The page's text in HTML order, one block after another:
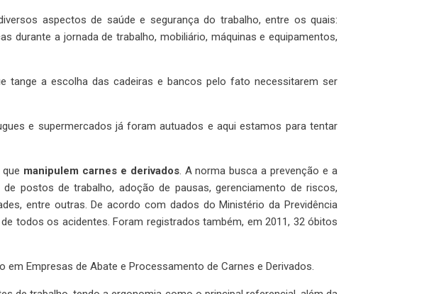
aspectos de saúde e segurança do trabalho, entre os quais:
durante a jornada de trabalho, mobiliário, máquinas e equipamentos,
tange a escolha das cadeiras e bancos pelo fato necessitarem ser
e supermercados já foram autuados e aqui estamos para tentar
manipulem carnes e derivados. A norma busca a prevenção e a
postos de trabalho, adoção de pausas, gerenciamento de riscos,
entre outras. De acordo com dados do Ministério da Previdência
todos os acidentes. Foram registrados também, em 2011, 32 óbitos
Empresas de Abate e Processamento de Carnes e Derivados.